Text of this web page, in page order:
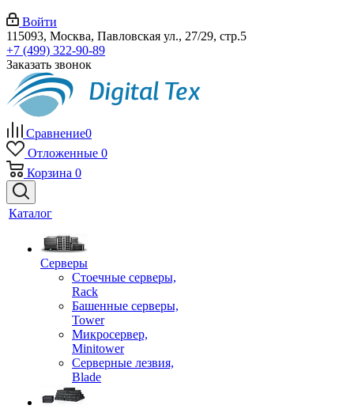
Войти
115093, Москва, Павловская ул., 27/29, стр.5
+7 (499) 322-90-89
Заказать звонок
Сравнение0
Отложенные 0
Корзина 0
Каталог
Серверы
Стоечные серверы,
Rack
Башенные серверы,
Tower
Микросервер,
Minitower
Серверные лезвия,
Blade